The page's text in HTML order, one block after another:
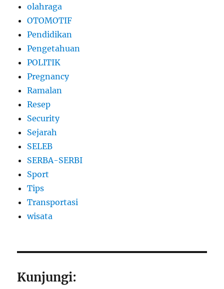
olahraga
OTOMOTIF
Pendidikan
Pengetahuan
POLITIK
Pregnancy
Ramalan
Resep
Security
Sejarah
SELEB
SERBA-SERBI
Sport
Tips
Transportasi
wisata
Kunjungi: